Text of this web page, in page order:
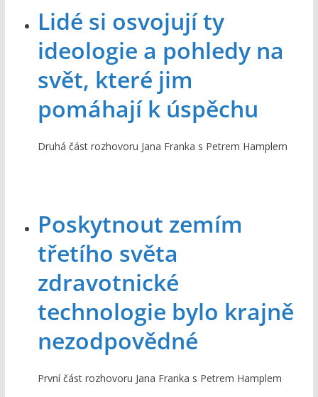
Lidé si osvojují ty
ideologie a pohledy na
svět, které jim
pomáhají k úspěchu
Druhá část rozhovoru Jana Franka s Petrem Hamplem
Poskytnout zemím
třetího světa
zdravotnické
technologie bylo krajně
nezodpovědné
První část rozhovoru Jana Franka s Petrem Hamplem